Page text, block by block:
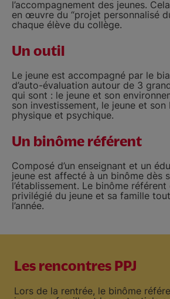
l’accompagnement des jeunes.
en œuvre du “projet personnalisé
chaque élève du collège.
Un outil
Le jeune est accompagné par le
d’auto-évaluation autour de 3
qui sont : le jeune et son
son investissement, le jeune et
physique et psychique.
Un binôme référent
Composé d’un enseignant et un
jeune est affecté à un binôme dès
l’établissement. Le binôme
privilégié du jeune et sa famille
l’année.
Les rencontres PPJ
Lors de la rentrée, le binôme